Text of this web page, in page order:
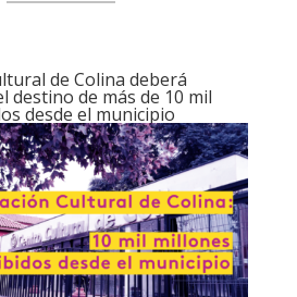
de Colina deberá
destino de más de 10 mil
desde el municipio